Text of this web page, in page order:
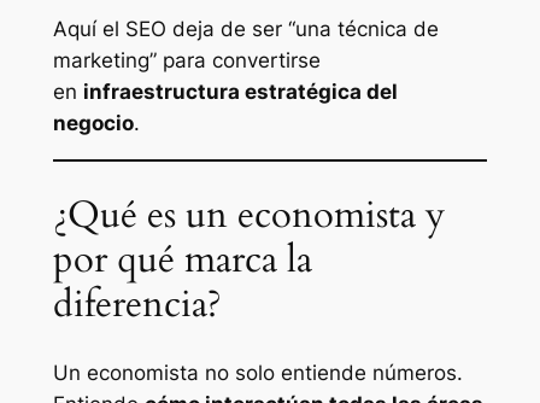
Aquí el SEO deja de ser “una técnica de
marketing” para convertirse
en infraestructura estratégica del
negocio.
¿Qué es un economista y
por qué marca la
diferencia?
Un economista no solo entiende números.